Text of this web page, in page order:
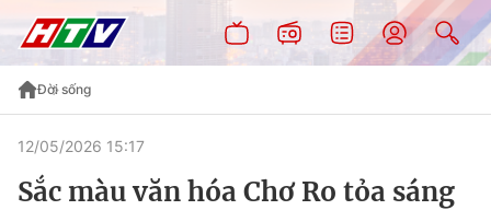
Đời sống
12/05/2026 15:17
Sắc màu văn hóa Chơ Ro tỏa sáng